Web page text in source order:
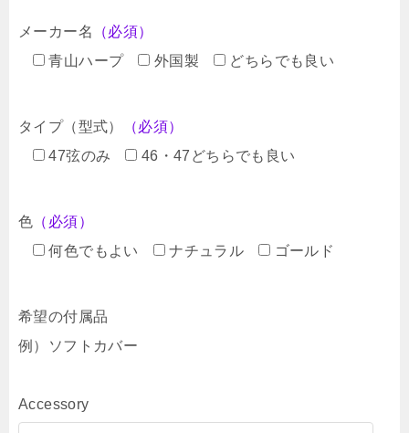
メーカー名
（必須）
青山ハープ
外国製 どちらでも良い
タイプ（型式）
（必須）
47弦のみ
46・47どちらでも良い
色 （必須）
何色でもよい
ナチュラル ゴールド
希望の付属品
例）ソフトカバー
Accessory